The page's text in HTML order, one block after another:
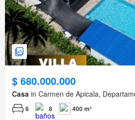
$ 680.000.000
Casa in Carmen de Apicala,
6 8 400 m²